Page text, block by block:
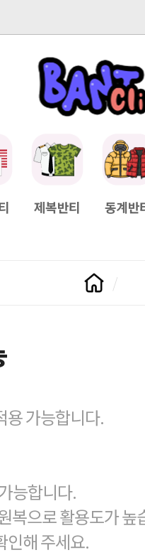
정이 궁금하면? 2025-
제복반티 동계반
용 가능합니다.
능합니다.
복으로 활용도가 높
인해 주세요.